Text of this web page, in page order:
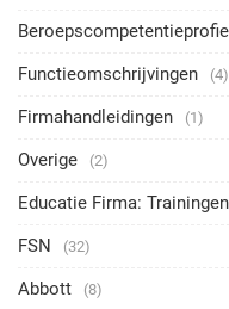
Beroepscompetentieprofiel
Functieomschrijvingen (4)
Firmahandleidingen (1)
Overige (2)
Educatie Firma:
FSN (32)
Abbott (8)